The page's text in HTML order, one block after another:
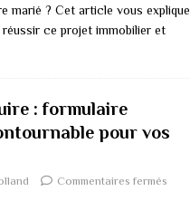
marié ? Cet article vous explique
ce projet immobilier et
: formulaire
pour vos
Commentaires fermés